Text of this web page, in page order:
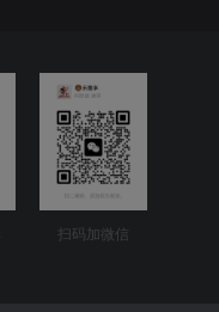
扫码加微信